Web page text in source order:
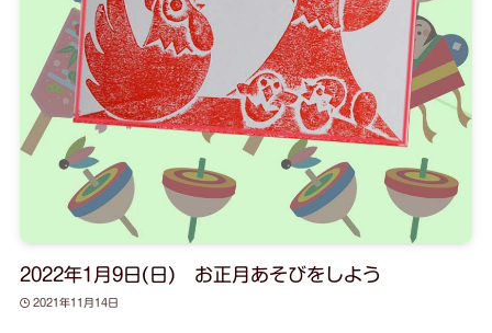
2022年1月9日(日) お正月あそびをしよう
2021年11月14日